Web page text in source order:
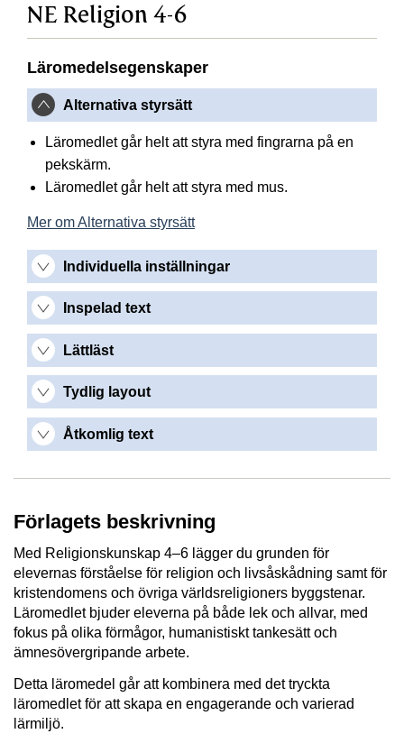
NE Religion 4-6
Läromedelsegenskaper
Alternativa styrsätt
Läromedlet går helt att styra med fingrarna på en
pekskärm.
Läromedlet går helt att styra med mus.
Mer om Alternativa styrsätt
Individuella inställningar
Inspelad text
Lättläst
Tydlig layout
Åtkomlig text
Förlagets beskrivning
Med Religionskunskap 4–6 lägger du grunden för
elevernas förståelse för religion och livsåskådning samt för
kristendomens och övriga världsreligioners byggstenar.
Läromedlet bjuder eleverna på både lek och allvar, med
fokus på olika förmågor, humanistiskt tankesätt och
ämnesövergripande arbete.
Detta läromedel går att kombinera med det tryckta
läromedlet för att skapa en engagerande och varierad
lärmiljö.